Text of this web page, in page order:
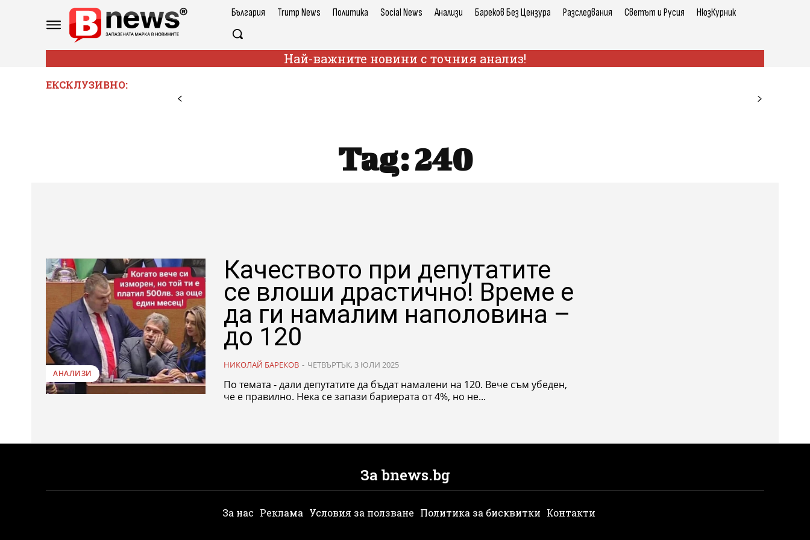
България Trump News Политика Social News Анализи Бареков Без Цензура Разследвания Светът и Русия НюзКурник
Най-важните новини с точния анализ!
ЕКСКЛУЗИВНО:
Tag:240
АНАЛИЗИ
Качеството при депутатите
се влоши драстично! Време е
да ги намалим наполовина –
до 120
НИКОЛАЙ БАРЕКОВ - ЧЕТВЪРТЪК, 3 ЮЛИ 2025
По темата - дали депутатите да бъдат намалени на 120. Вече съм убеден,
че е правилно. Нека се запази бариерата от 4%, но не...
За bnews.bg
За нас Реклама Условия за ползване Политика за бисквитки Контакти